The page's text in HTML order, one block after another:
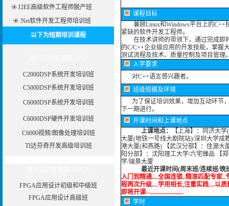
J2EE高级软件工程师脱产班
.Net软件开发工程师培训班
以下为短期培训课程
C2000DSP系统开发培训班
C5000DSP系统开发培训班
C6000DSP系统开发培训班
C6000DSP硬件开发培训班
C6000视频/图像处理培训班
TI达芬奇开发高级培训班
FPGA应用设计初级和中级班
FPGA应用设计高级班
课程目标
兼顾Linux和Windows平台上的C++
紧缺的软件开发工程师。
在技术讲师的带领下，通过完成即时
的C/C++企业级应用的开发技能，掌握
测试流程及技术、质量控制及项目管理
入学要求
对C++语言感兴趣者。
班级规模及环境
为了保证培训效果，增加互动环节，
下一期进行。
开课时间和上课地点
上课地点：
【上海】：同济大
大厦(地铁一号线大剧院站)/深圳大学成
港大厦(和燕路) 【武汉分部】：佳源大
阳分部】：沈阳理工大学/六宅臻品 【
学/瑞景大厦
最近开课时间(周末班/连续班/晚
入门到精通....全国连锁..精准匹配专家..
程再次升级....学用相长,注重实践....以
即将开课--......................
学时